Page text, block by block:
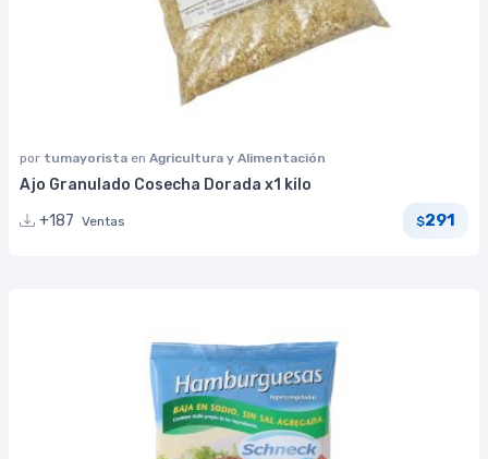
por tumayorista en Agricultura y Alimentación
Ajo Granulado Cosecha Dorada x1 kilo
+187 Ventas $291